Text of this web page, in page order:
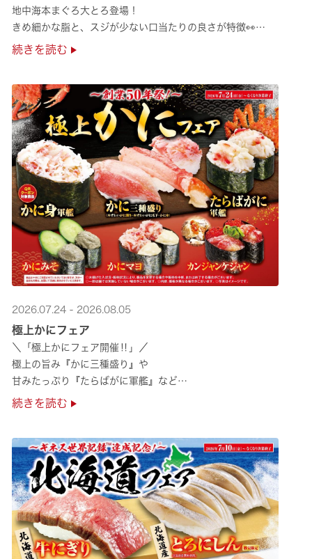
地中海本まぐろ大とろ登場！
きめ細かな脂と、スジが少ない口当たりの良さが特徴👀
さらに、鹿児島で育った高級魚【鹿児島県産活〆かんぱち】など
続きを読む
2026.07.24 - 2026.08.05
極上かにフェア
＼「極上かにフェア開催‼」／
極上の旨み『かに三種盛り』や
甘みたっぷり『たらばがに軍艦』など
絶品のかにを味わいつくせる！🦀
ぜひくら寿司へお越しください！✨
続きを読む